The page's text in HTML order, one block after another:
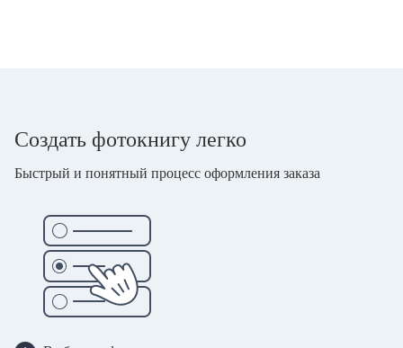
Создать фотокнигу легко
Быстрый и понятный процесс оформления заказа